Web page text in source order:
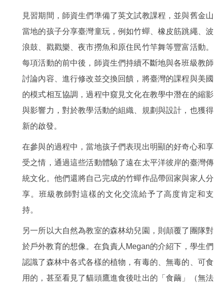
見習期間，師資生們準備了英文試教課程，並與舊金山
當地的孩子分享臺灣童玩，例如竹蟬、橡皮筋跳繩、波
浪鼓、戳戳樂、夜市撈魚和原住民竹竿舞等豐富活動。
每項活動的前中後，師資生們持續不斷地與各班級教師
討論內容、進行修改並交換回饋，將臺灣的課程與美國
的模式相互協調，過程中窺見文化在教學中潛在的縮影
與影響力，對於教學活動的組織、規劃與設計，也獲得
新的啟發。
在參與的過程中，當地孩子們表現出明顯的好奇心和享
受之情，通過這些活動體驗了遠在太平洋彼岸的臺灣傳
統文化。他們還將自己完成的竹蟬作品帶回家與家人分
享。班級教師對這樣的文化交流給予了高度肯定和支
持。
另一所以大自然為教室的森林幼兒園，則顛覆了團隊對
於戶外教育的想像。在負責人Megan的介紹下，學生們
認識了森林中各式各樣的植物，有毒的、無毒的、可食
用的，甚至看見了貓頭鷹進食後吐出的「食繭」（無法